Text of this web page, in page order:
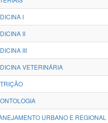
I
II
III
VETERINÁRIA
URBANO E